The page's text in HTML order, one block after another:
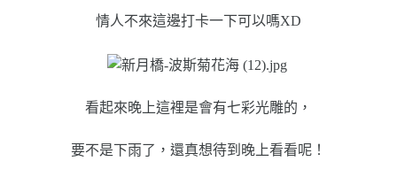
情人不來這邊打卡一下可以嗎XD
看起來晚上這裡是會有七彩光雕的，
要不是下雨了，還真想待到晚上看看呢！